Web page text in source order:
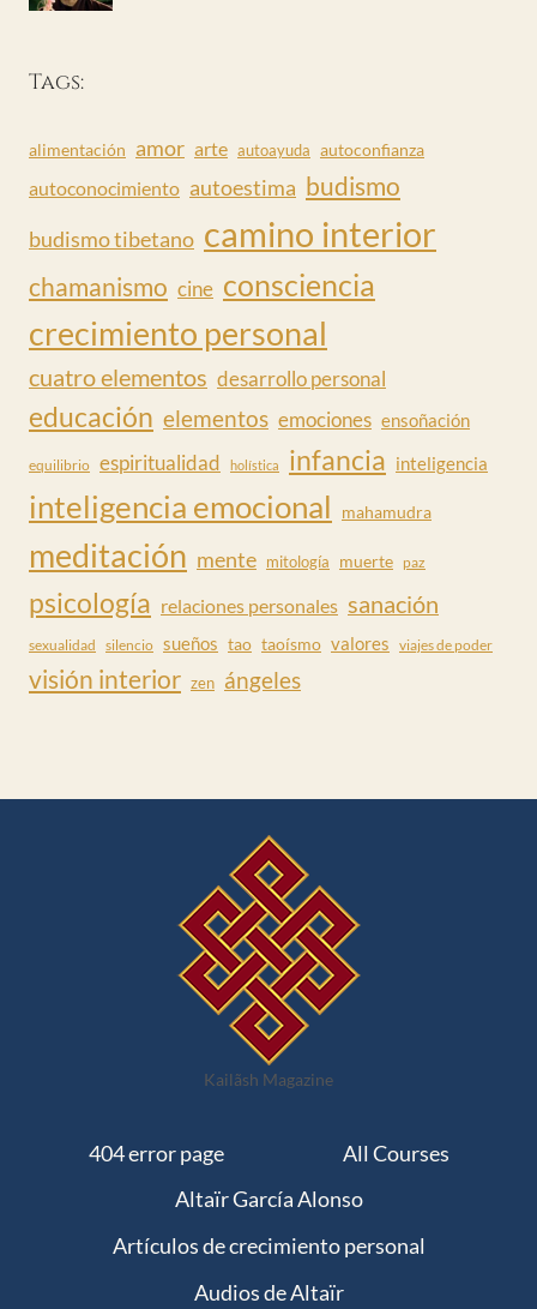
Tags:
alimentación amor arte autoayuda autoconfianza
autoconocimiento autoestima budismo
budismo tibetano camino interior
chamanismo cine consciencia
crecimiento personal
cuatro elementos desarrollo personal
educación elementos emociones ensoñación
equilibrio espiritualidad holística infancia inteligencia
inteligencia emocional mahamudra
meditación mente mitología muerte paz
psicología relaciones personales sanación
sexualidad silencio sueños tao taoísmo valores viajes de poder
visión interior zen ángeles
Kailãsh Magazine
404 error page
All Courses
Altaïr García Alonso
Artículos de crecimiento personal
Audios de Altaïr